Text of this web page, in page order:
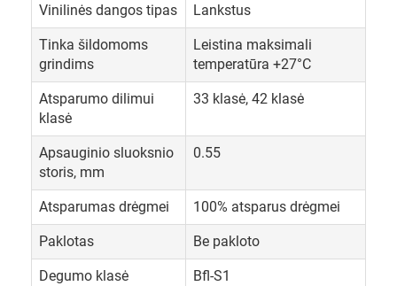
Vinilinės dangos tipas Lankstus
Tinka šildomoms
grindims
Leistina maksimali
temperatūra +27°C
Atsparumo dilimui
klasė
33 klasė, 42 klasė
Apsauginio sluoksnio
storis, mm
0.55
Atsparumas drėgmei 100% atsparus drėgmei
Paklotas Be pakloto
Degumo klasė
Bfl-S1